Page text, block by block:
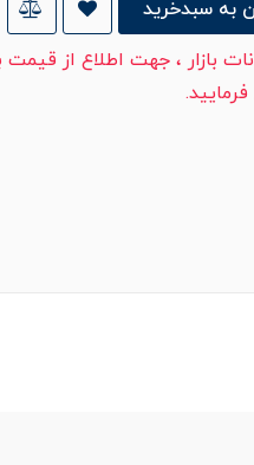
بازار ، جهت اطلاع از